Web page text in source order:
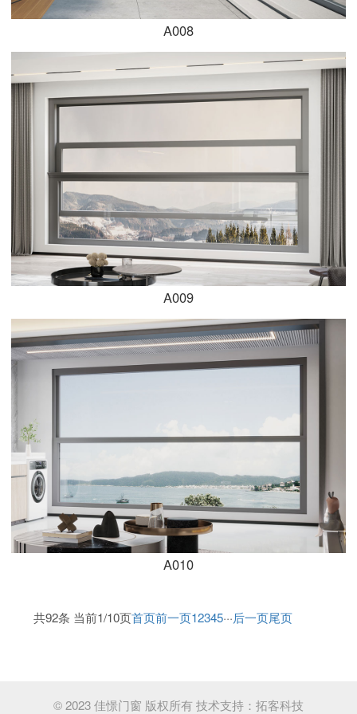
A008
A009
A010
共92条 当前1/10页首页前一页12345···后一页尾页
© 2023 佳憬门窗 版权所有技术支持： 拓客科技